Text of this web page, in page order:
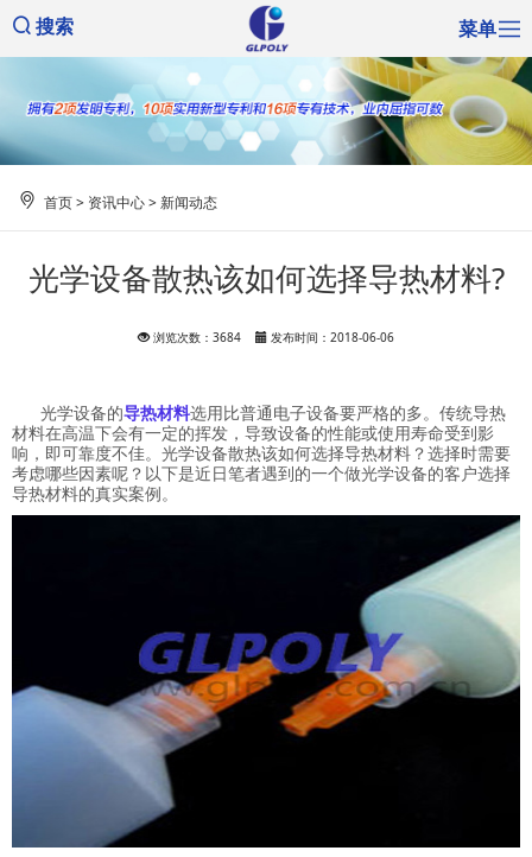
搜索 菜单
首页> 资讯中心>新闻动态
光学设备散热该如何选择导热材料?
浏览次数：3684 发布时间：2018-06-06
光学设备的导热材料选用比普通电子设备要严格的多。传统导热
材料在高温下会有一定的挥发，导致设备的性能或使用寿命受到影
响，即可靠度不佳。光学设备散热该如何选择导热材料？选择时需要
考虑哪些因素呢？以下是近日笔者遇到的一个做光学设备的客户选择
导热材料的真实案例。